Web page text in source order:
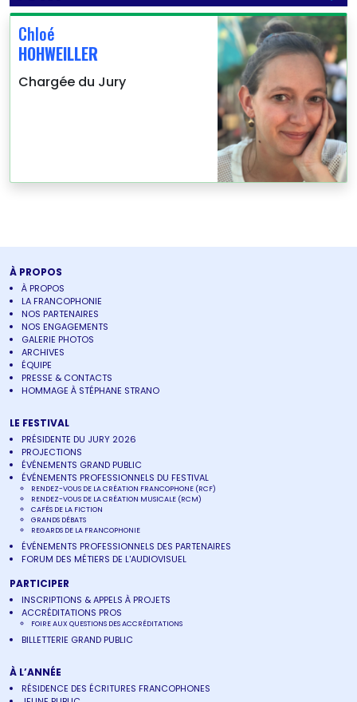
Chloé
HOHWEILLER
Chargée du Jury
À PROPOS
À PROPOS
LA FRANCOPHONIE
NOS PARTENAIRES
NOS ENGAGEMENTS
GALERIE PHOTOS
ARCHIVES
ÉQUIPE
PRESSE & CONTACTS
HOMMAGE À STÉPHANE STRANO
LE FESTIVAL
PRÉSIDENTE DU JURY 2026
PROJECTIONS
ÉVÉNEMENTS GRAND PUBLIC
ÉVÉNEMENTS PROFESSIONNELS DU FESTIVAL
RENDEZ-VOUS DE LA CRÉATION FRANCOPHONE (RCF)
RENDEZ-VOUS DE LA CRÉATION MUSICALE (RCM)
CAFÉS DE LA FICTION
GRANDS DÉBATS
REGARDS DE LA FRANCOPHONIE
ÉVÉNEMENTS PROFESSIONNELS DES PARTENAIRES
FORUM DES MÉTIERS DE L'AUDIOVISUEL
PARTICIPER
INSCRIPTIONS & APPELS À PROJETS
ACCRÉDITATIONS PROS
FOIRE AUX QUESTIONS DES ACCRÉDITATIONS
BILLETTERIE GRAND PUBLIC
À L’ANNÉE
RÉSIDENCE DES ÉCRITURES FRANCOPHONES